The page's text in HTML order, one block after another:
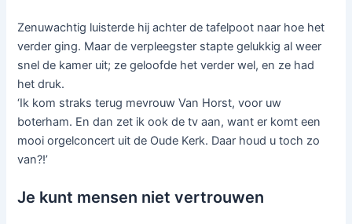
Zenuwachtig luisterde hij achter de tafelpoot naar hoe het
verder ging. Maar de verpleegster stapte gelukkig al weer
snel de kamer uit; ze geloofde het verder wel, en ze had
het druk.
‘Ik kom straks terug mevrouw Van Horst, voor uw
boterham. En dan zet ik ook de tv aan, want er komt een
mooi orgelconcert uit de Oude Kerk. Daar houd u toch zo
van?!’
Je kunt mensen niet vertrouwen